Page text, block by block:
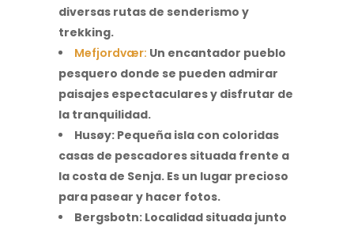
diversas rutas de senderismo y
trekking.
Mefjordvær: Un encantador pueblo
pesquero donde se pueden admirar
paisajes espectaculares y disfrutar de
la tranquilidad.
Husøy: Pequeña isla con coloridas
casas de pescadores situada frente a
la costa de Senja. Es un lugar precioso
para pasear y hacer fotos.
Bergsbotn: Localidad situada junto